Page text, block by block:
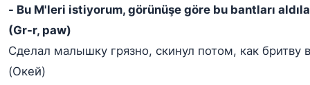
- Bu M'leri istiyorum, görünüşe göre bu bantları
(Gr-r, paw)
Сделал малышку грязно, скинул потом, как бритву
(Окей)